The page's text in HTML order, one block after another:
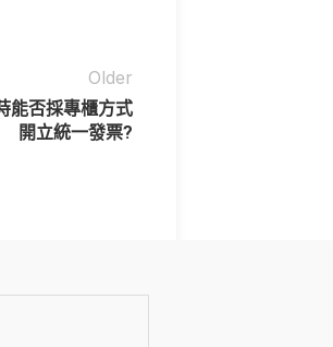
Older
能否採專櫃方式
開立統一發票?